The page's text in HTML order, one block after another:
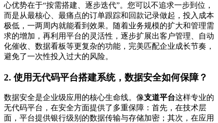
心优势在于“按需搭建、逐步迭代”。您可以不追求一步到位，
而是从最核心、最痛点的订单跟踪和回款记录做起，投入成本
极低，一两周内就能看到效果。随着业务规模的扩大和管理需
求的增加，再利用平台的灵活性，逐步扩展出客户管理、自动
化催收、数据看板等更复杂的功能，完美匹配企业成长节奏，
避免了一次性投入过大的风险。
2. 使用无代码平台搭建系统，数据安全如何保障？
数据安全是企业级应用的核心生命线。像支道平台这样专业的
无代码平台，在安全方面提供了多重保障：首先，在技术层
面，平台提供银行级别的数据传输与存储加密；其次，在应用